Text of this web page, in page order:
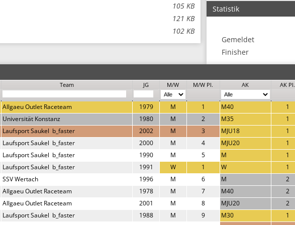
105 KB
121 KB
102 KB
Statistik
Gemeldet
Finisher
Team JG M/W M/W Pl. AK AK Pl.
Allgaeu Outlet Raceteam 1979 M 1 M40 1
Universität Konstanz
1980 M 2 M35 1
Laufsport Saukel  b_faster
2002 M 3 MJU18 1
Laufsport Saukel  b_faster
2000 M 4 MJU20 1
Laufsport Saukel  b_faster
1990 M 5 M 1
Laufsport Saukel  b_faster
1991 W 1 W 1
SSV Wertach
1996 M 6 M 2
Allgaeu Outlet Raceteam
1978 M 7 M40 2
Allgaeu Outlet Raceteam
2001 M 8 MJU20 2
Laufsport Saukel  b_faster
1988 M 9 M30 1